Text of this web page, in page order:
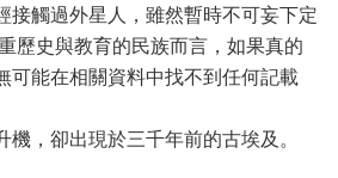
接觸過外星人，雖然暫時不可妄下定
歷史與教育的民族而言，如果真的
可能在相關資料中找不到任何記載
機，卻出現於三千年前的古埃及。